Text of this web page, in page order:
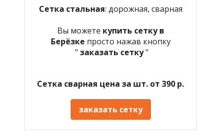
Сетка стальная: дорожная, сварная
Вы можете купить сетку в
Берёзке просто нажав кнопку
" заказать сетку"
Сетка сварная цена за шт. от 390 р.
заказать сетку